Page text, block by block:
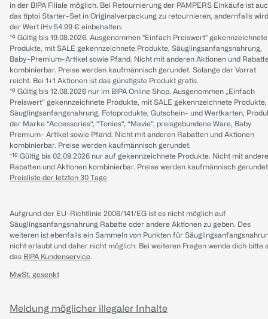
in der BIPA Filiale möglich. Bei Retournierung der PAMPERS Einkäufe ist
das tiptoi Starter-Set in Originalverpackung zu retournieren, andernfalls wird
der Wert iHv 54.99 € einbehalten.
*⁴ Gültig bis 19.08.2026. Ausgenommen "Einfach Preiswert" gekennzeichnete
Produkte, mit SALE gekennzeichnete Produkte, Säuglingsanfangsnahrung,
Baby-Premium-Artikel sowie Pfand. Nicht mit anderen Aktionen und
kombinierbar. Preise werden kaufmännisch gerundet. Solange der Vorrat
reicht. Bei 1+1 Aktionen ist das günstigste Produkt gratis.
*⁸ Gültig bis 12.08.2026 nur im BIPA Online Shop. Ausgenommen „Einfach
Preiswert“ gekennzeichnete Produkte, mit SALE gekennzeichnete Produkte,
Säuglingsanfangsnahrung, Fotoprodukte, Gutschein- und Wertkarten,
der Marke “Accessories“, “Tonies“, “Mavie“, preisgebundene Ware, Baby
Premium- Artikel sowie Pfand. Nicht mit anderen Rabatten und Aktionen
kombinierbar. Preise werden kaufmännisch gerundet.
*¹⁰ Gültig bis 02.09.2026 nur auf gekennzeichnete Produkte. Nicht mit
Rabatten und Aktionen kombinierbar. Preise werden kaufmännisch
Preisliste der letzten 30 Tage
Aufgrund der EU-Richtlinie 2006/141/EG ist es nicht möglich auf
Säuglingsanfangsnahrung Rabatte oder andere Aktionen zu geben. Des
weiteren ist ebenfalls ein Sammeln von Punkten für
nicht erlaubt und daher nicht möglich. Bei weiteren Fragen wende dich bitte
das BIPA Kundenservice.
MwSt. gesenkt
Meldung möglicher illegaler Inhalte